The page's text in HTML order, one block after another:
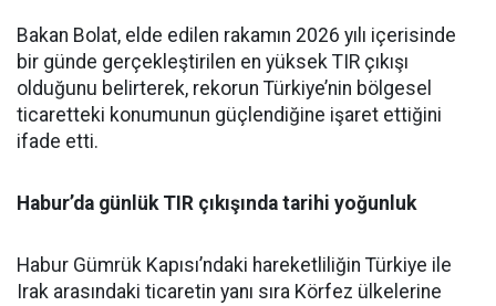
Bakan Bolat, elde edilen rakamın 2026 yılı içerisinde
bir günde gerçekleştirilen en yüksek TIR çıkışı
olduğunu belirterek, rekorun Türkiye’nin bölgesel
ticaretteki konumunun güçlendiğine işaret ettiğini
ifade etti.
Habur’da günlük TIR çıkışında tarihi yoğunluk
Habur Gümrük Kapısı’ndaki hareketliliğin Türkiye ile
Irak arasındaki ticaretin yanı sıra Körfez ülkelerine